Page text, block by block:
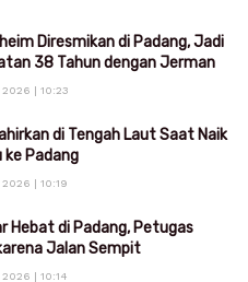
Diresmikan di Padang, Jadi
38 Tahun dengan Jerman
2026 | 10:23
di Tengah Laut Saat Naik
ke Padang
2026 | 10:19
Hebat di Padang, Petugas
Jalan Sempit
2026 | 10:14